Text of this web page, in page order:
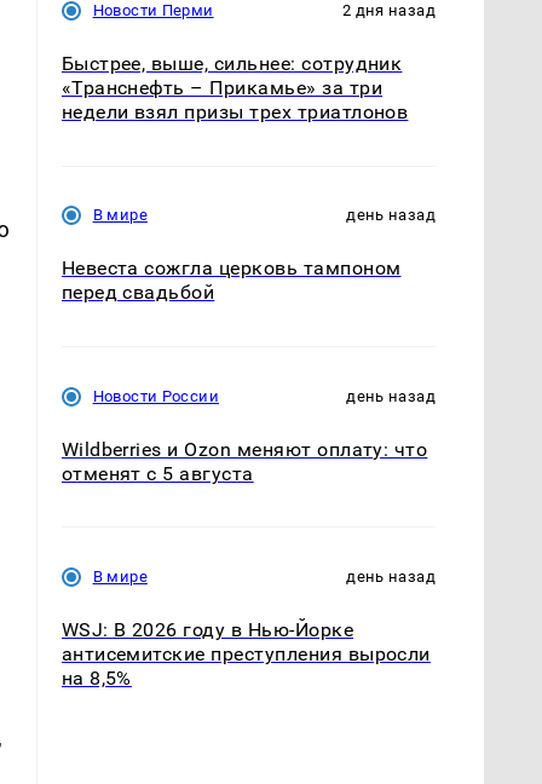
Новости Перми 2 дня назад
Быстрее, выше, сильнее: сотрудник
«Транснефть – Прикамье» за три
недели взял призы трех триатлонов
В мире день назад
Невеста сожгла церковь тампоном
перед свадьбой
Новости России день назад
Wildberries и Ozon меняют оплату: что
отменят с 5 августа
В мире день назад
WSJ: В 2026 году в Нью-Йорке
антисемитские преступления выросли
на 8,5%